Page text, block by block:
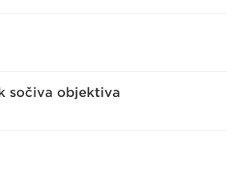
sočiva objektiva